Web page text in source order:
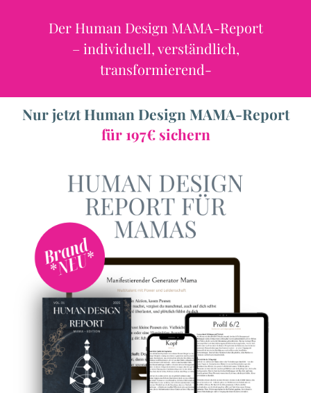
Der Human Design MAMA-Report
– individuell, verständlich,
transformierend-
Nur jetzt Human Design MAMA-Report
für 197€ sichern